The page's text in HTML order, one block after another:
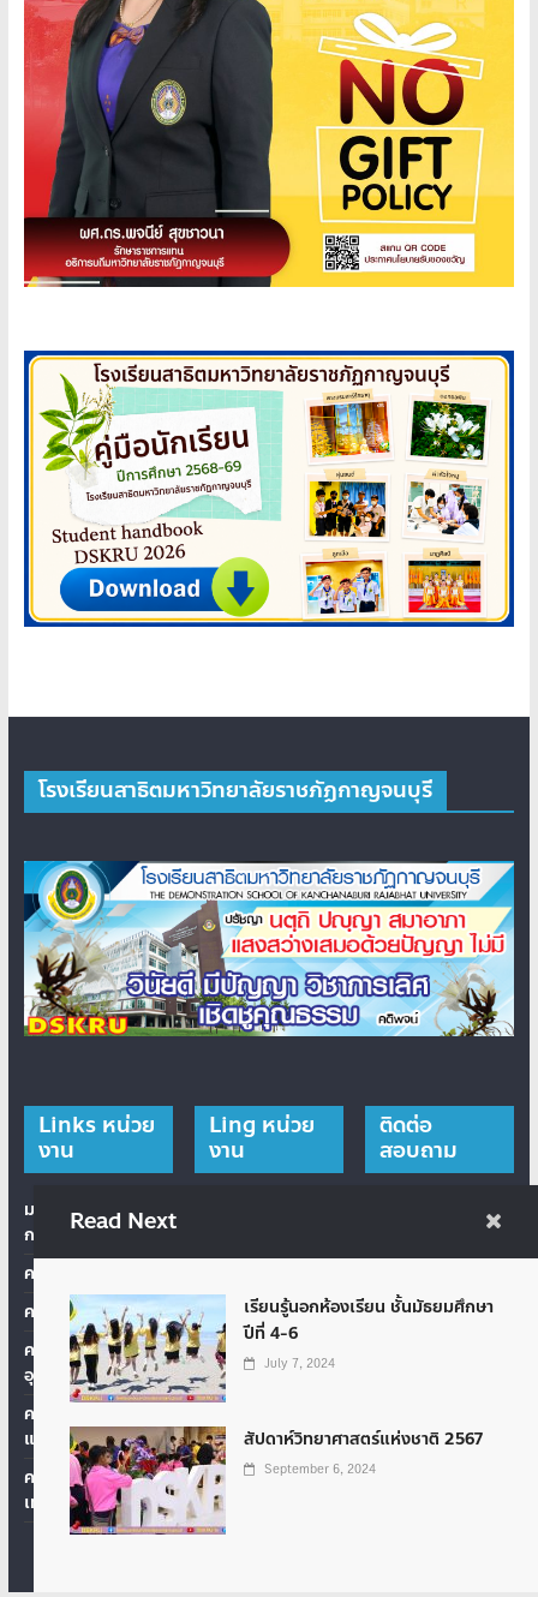
โรงเรียนสาธิตมหาวิทยาลัยราชภัฏกาญจนบุรี
Links หน่วย
งาน
มหาวิทยาลัยราชภัฏ
กาญจนบุรี
คณะครุศาสตร์
คณะวิทยาการจัดการ
คณะเทคโนโลยี
อุตสาหกรรม
คณะมนุษย์ศาสตร์
และสังคมศาสตร์
คณะวิทยาศาสตร์และ
เทคโนโลยี
Ling หน่วย
งาน
ทะเบียน
สำนักวิทยบริการและ
เทคโนโลยีสารสนเทศ
สำนักศิลปะและ
วัฒนธรรม
สถาบันวิจัยและ
พัฒนา
สำนักงานอธิการบดี
เครือข่าย
ติดต่อ
สอบถาม
https://dskru.kru.ac
Line:
@dskrutv9999
Read Next
เรียนรู้นอกห้องเรียน ชั้นมัธยมศึกษา
ปีที่ 4-6
July 7, 2024
สัปดาห์วิทยาศาสตร์แห่งชาติ 2567
September 6, 2024